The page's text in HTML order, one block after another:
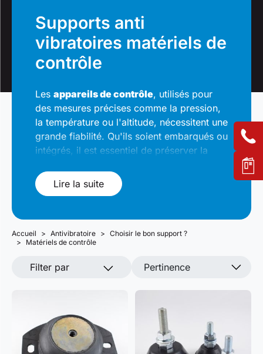
Supports anti
vibratoires matériels de
contrôle
Les appareils de contrôle, utilisés pour
des mesures précises comme la pression,
la température ou l'altitude, nécessitent une
grande fiabilité. Qu'ils soient embarqués ou
intégrés, il est essentiel de préserver la
équipements. Solutions Élastomères
propose une gamme de supports
sensibles.
Lire la suite
Accueil Antivibratoire
Choisir le bon support ?
Matériels de contrôle
Filter par Pertinence